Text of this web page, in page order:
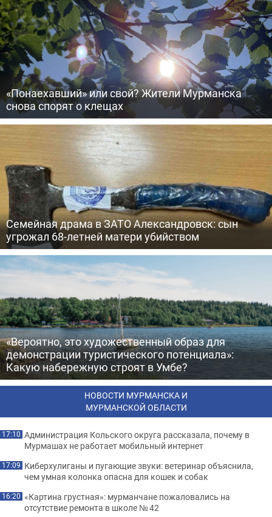
«Понаехавший» или свой? Жители Мурманска
снова спорят о клещах
Семейная драма в ЗАТО Александровск: сын
угрожал 68-летней матери убийством
«Вероятно, это художественный образ для
демонстрации туристического потенциала»:
Какую набережную строят в Умбе?
НОВОСТИ МУРМАНСКА И
МУРМАНСКОЙ ОБЛАСТИ
17:10 Администрация Кольского округа рассказала, почему в
Мурмашах не работает мобильный интернет
17:09 Киберхулиганы и пугающие звуки: ветеринар объяснила,
чем умная колонка опасна для кошек и собак
16:20 «Картина грустная»: мурманчане пожаловались на
отсутствие ремонта в школе № 42